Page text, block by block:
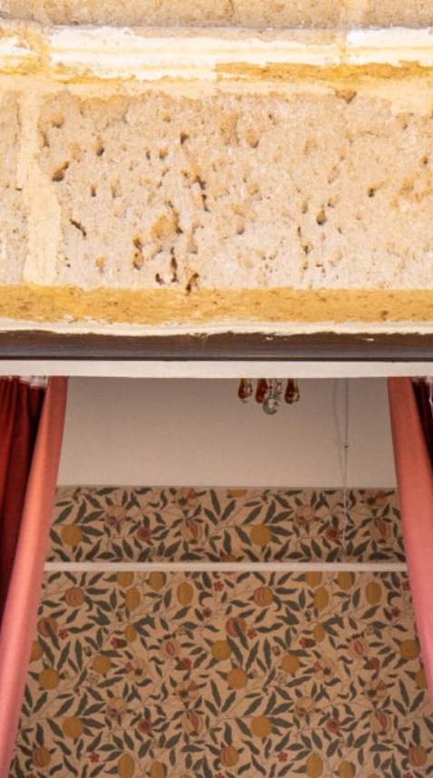
Home La Villa Camere Contatti